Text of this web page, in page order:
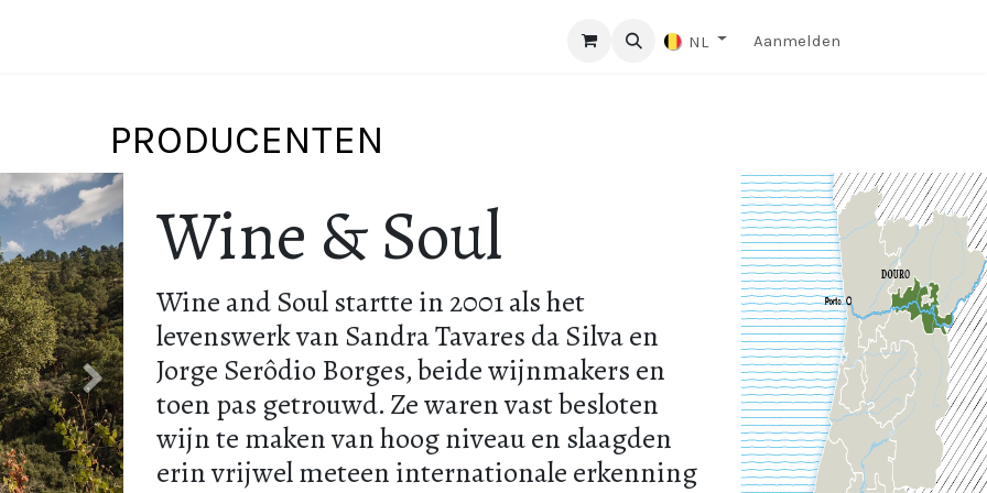
NL Aanmelden
PRODUCENTEN
Volgende
Wine & Soul
Wine and Soul startte in 2001 als het
levenswerk van Sandra Tavares da Silva en
Jorge Serôdio Borges, beide wijnmakers en
toen pas getrouwd. Ze waren vast besloten
wijn te maken van hoog niveau en slaagden
erin vrijwel meteen internationale erkenning